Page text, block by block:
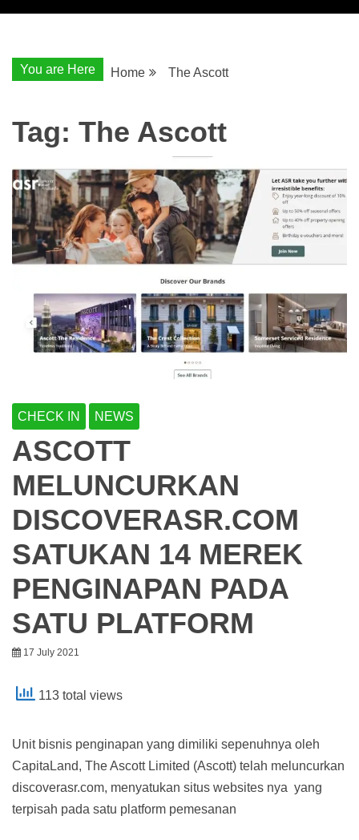
You are Here Home The Ascott
Tag: The Ascott
CHECK IN NEWS
ASCOTT
MELUNCURKAN
DISCOVERASR.COM
SATUKAN 14 MEREK
PENGINAPAN PADA
SATU PLATFORM
17 July 2021
113 total views
Unit bisnis penginapan yang dimiliki sepenuhnya oleh
CapitaLand, The Ascott Limited (Ascott) telah meluncurkan
discoverasr.com, menyatukan situs websites nya yang
terpisah pada satu platform pemesanan